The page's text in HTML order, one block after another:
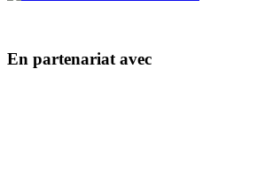
En partenariat avec